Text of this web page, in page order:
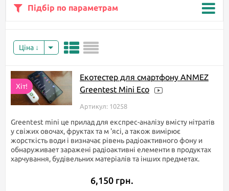
клітини організму і починають руйнувати їх.
це не реагує. Лише
через час може
болі, слабкість,
піднімається
температура.
Щоб убезпечити своє
життя від невідомості,
Підбір по параметрам
Ціна
Хіт!
Екотестер для смартфону ANMEZ
Greentest Mini Eco
Артикул: 10258
Greentest mini це прилад для експрес-аналізу вмісту нітратів
у свіжих овочах, фруктах та м 'ясі, а також вимірює
жорсткість води і визначає рівень радіоактивного фону и
обнаруживает заражені радіоактивні елементи в продуктах
харчування, будівельних матеріалів та інших предметах.
6,150 грн.